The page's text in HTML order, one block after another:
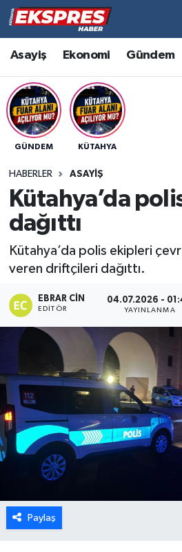
Asayiş Ekonomi Gündem
GÜNDEM KÜTAHYA
HABERLER ASAYIŞ
Kütahya’da
dağıttı
Kütahya’da polis ekipleri
veren driftçileri dağıttı.
EBRAR CIN
EDITÖR
04.07.2026 -
YAYINLANMA
Paylaş
Altıntaş
Asayiş
Aslanapa
Bölge
Çavdarhisar
Domaniç
Dumlupınar
Dünya
Eğitim
Ekonomi
Emet
Foto Galeri
Gediz
Hava Durumu
Trafik Durumu
Süper Lig Puan Durumu ve
Son Dakika Haberleri
Haber Arşivi